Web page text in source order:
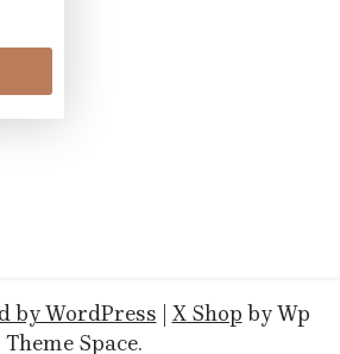
by WordPress | X Shop by Wp
Theme Space.